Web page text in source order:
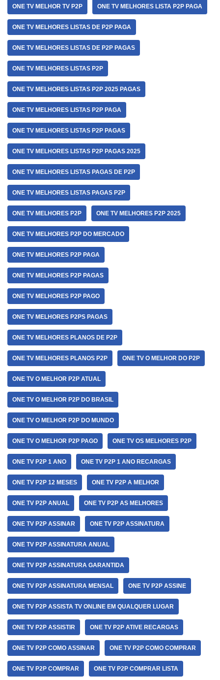
ONE TV MELHOR TV P2P ONE TV MELHORES LISTA P2P PAGA
ONE TV MELHORES LISTAS DE P2P PAGA
ONE TV MELHORES LISTAS DE P2P PAGAS
ONE TV MELHORES LISTAS P2P
ONE TV MELHORES LISTAS P2P 2025 PAGAS
ONE TV MELHORES LISTAS P2P PAGA
ONE TV MELHORES LISTAS P2P PAGAS
ONE TV MELHORES LISTAS P2P PAGAS 2025
ONE TV MELHORES LISTAS PAGAS DE P2P
ONE TV MELHORES LISTAS PAGAS P2P
ONE TV MELHORES P2P ONE TV MELHORES P2P 2025
ONE TV MELHORES P2P DO MERCADO
ONE TV MELHORES P2P PAGA
ONE TV MELHORES P2P PAGAS
ONE TV MELHORES P2P PAGO
ONE TV MELHORES P2PS PAGAS
ONE TV MELHORES PLANOS DE P2P
ONE TV MELHORES PLANOS P2P ONE TV O MELHOR DO P2P
ONE TV O MELHOR P2P ATUAL
ONE TV O MELHOR P2P DO BRASIL
ONE TV O MELHOR P2P DO MUNDO
ONE TV O MELHOR P2P PAGO ONE TV OS MELHORES P2P
ONE TV P2P 1 ANO ONE TV P2P 1 ANO RECARGAS
ONE TV P2P 12 MESES ONE TV P2P A MELHOR
ONE TV P2P ANUAL ONE TV P2P AS MELHORES
ONE TV P2P ASSINAR ONE TV P2P ASSINATURA
ONE TV P2P ASSINATURA ANUAL
ONE TV P2P ASSINATURA GARANTIDA
ONE TV P2P ASSINATURA MENSAL ONE TV P2P ASSINE
ONE TV P2P ASSISTA TV ONLINE EM QUALQUER LUGAR
ONE TV P2P ASSISTIR ONE TV P2P ATIVE RECARGAS
ONE TV P2P COMO ASSINAR ONE TV P2P COMO COMPRAR
ONE TV P2P COMPRAR ONE TV P2P COMPRAR LISTA